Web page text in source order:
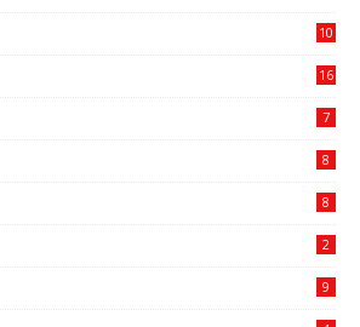
10
16
7
8
8
2
9